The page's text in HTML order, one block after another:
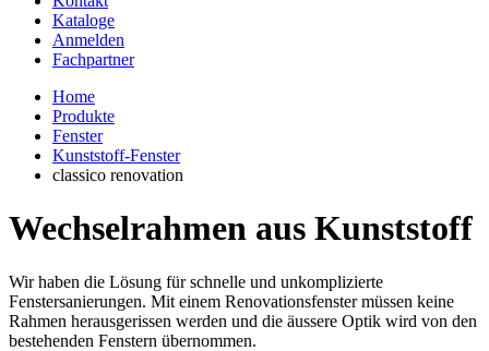
Kataloge
Anmelden
Fachpartner
Home
Produkte
Fenster
Kunststoff-Fenster
classico renovation
Wechselrahmen aus Kunststoff
Wir haben die Lösung für schnelle und unkomplizierte
Fenstersanierungen. Mit einem Renovationsfenster müssen keine
Rahmen herausgerissen werden und die äussere Optik wird von den
bestehenden Fenstern übernommen.